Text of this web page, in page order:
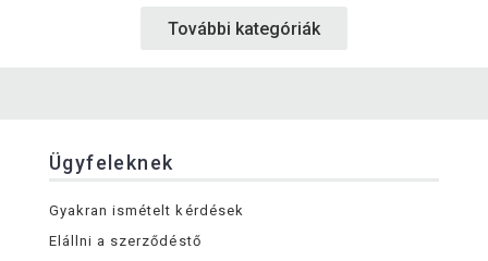
További kategóriák
Ügyfeleknek
Gyakran ismételt kérdések
Elállni a szerződéstő